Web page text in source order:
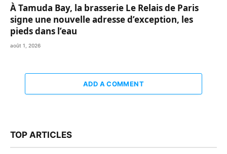
À Tamuda Bay, la brasserie Le Relais de Paris
signe une nouvelle adresse d’exception, les
pieds dans l’eau
août 1, 2026
ADD A COMMENT
TOP ARTICLES